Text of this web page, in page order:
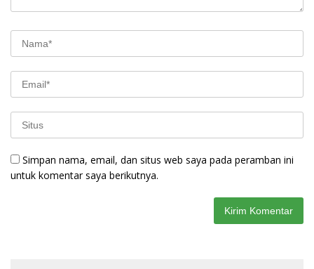
Simpan nama, email, dan situs web saya pada peramban ini
untuk komentar saya berikutnya.